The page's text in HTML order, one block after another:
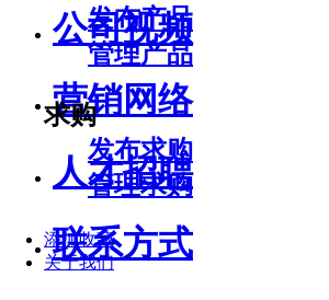
发布产品
管理产品
求购
发布求购
管理求购
添加收藏
关于我们
公司视频
营销网络
人才招聘
联系方式